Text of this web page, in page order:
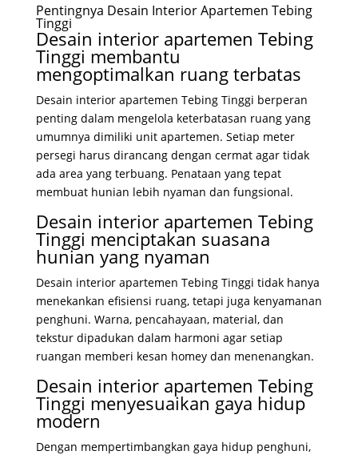
Pentingnya Desain Interior Apartemen Tebing
Tinggi
Desain interior apartemen Tebing
Tinggi membantu
mengoptimalkan ruang terbatas
Desain interior apartemen Tebing Tinggi berperan
penting dalam mengelola keterbatasan ruang yang
umumnya dimiliki unit apartemen. Setiap meter
persegi harus dirancang dengan cermat agar tidak
ada area yang terbuang. Penataan yang tepat
membuat hunian lebih nyaman dan fungsional.
Desain interior apartemen Tebing
Tinggi menciptakan suasana
hunian yang nyaman
Desain interior apartemen Tebing Tinggi tidak hanya
menekankan efisiensi ruang, tetapi juga kenyamanan
penghuni. Warna, pencahayaan, material, dan
tekstur dipadukan dalam harmoni agar setiap
ruangan memberi kesan homey dan menenangkan.
Desain interior apartemen Tebing
Tinggi menyesuaikan gaya hidup
modern
Dengan mempertimbangkan gaya hidup penghuni,